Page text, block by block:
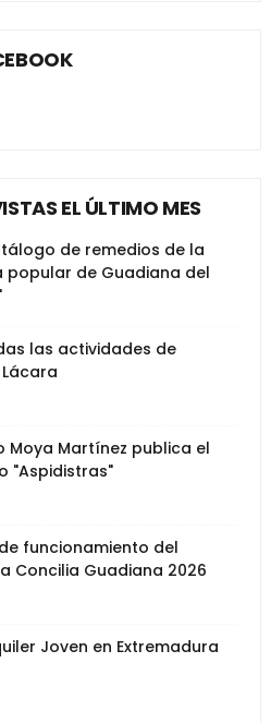
EL ÚLTIMO MES
de remedios de la
popular de Guadiana del
las actividades de
Moya Martínez publica el
"Aspidistras"
funcionamiento del
Concilia Guadiana 2026
Joven en Extremadura